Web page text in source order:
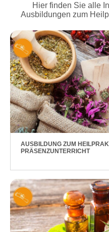
Hier finden Sie alle
Ausbildungen zum
AUSBILDUNG ZUM
PRÄSENZUNTERRICHT